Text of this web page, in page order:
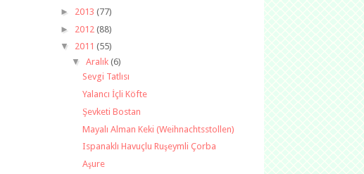
► 2013 (77)
► 2012 (88)
▼ 2011 (55)
▼ Aralık (6)
Sevgi Tatlısı
Yalancı İçli Köfte
Şevketi Bostan
Mayalı Alman Keki (Weihnachtsstollen)
Ispanaklı Havuçlu Ruşeymli Çorba
Aşure